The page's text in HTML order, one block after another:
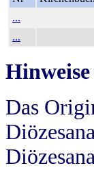
...
...
Das